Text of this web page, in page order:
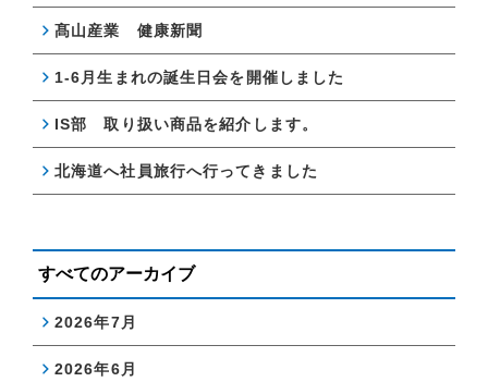
髙山産業 健康新聞
1-6月生まれの誕生日会を開催しました
IS部 取り扱い商品を紹介します。
北海道へ社員旅行へ行ってきました
すべてのアーカイブ
2026年7月
2026年6月